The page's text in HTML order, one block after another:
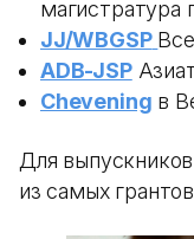
магистратура
JJ/WBGSP
ADB-JSP
Chevening в
Для
из самых